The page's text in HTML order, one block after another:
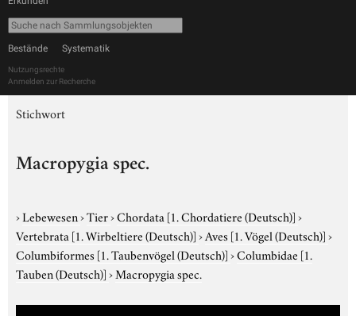
Bestände Systematik
Nutzungsrechte
Anmelden zur Recherche
Stichwort
Macropygia spec.
›Lebewesen›Tier›Chordata [1. Chordatiere (Deutsch)]›
Vertebrata [1. Wirbeltiere (Deutsch)]›Aves [1. Vögel (Deutsch)]›
Columbiformes [1. Taubenvögel (Deutsch)]›Columbidae [1.
Tauben (Deutsch)]›Macropygia spec.